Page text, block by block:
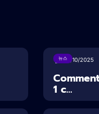
뉴스16/10/2025
1 c...